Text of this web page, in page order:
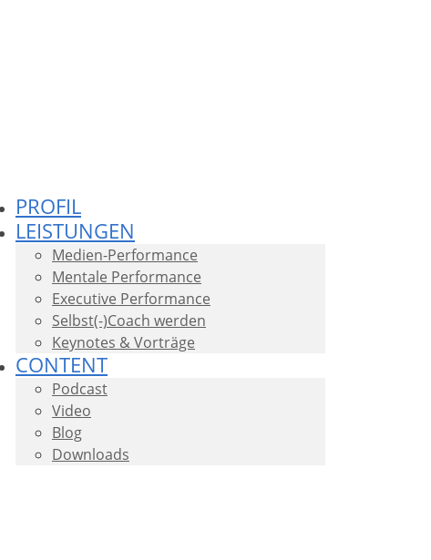
PROFIL
LEISTUNGEN
Medien-Performance
Mentale Performance
Executive Performance
Selbst(-)Coach werden
Keynotes & Vorträge
CONTENT
Podcast
Video
Blog
Downloads